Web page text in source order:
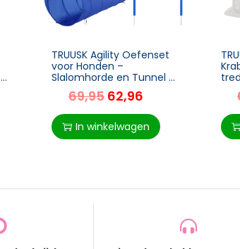
TRUUSK Agility Oefenset
voor Honden –
Slalomhorde en Tunnel –
PE+Polyester – Blauw en
Geel – Hondensport
Trainingsveld
69,95 62,96
In winkelwagen